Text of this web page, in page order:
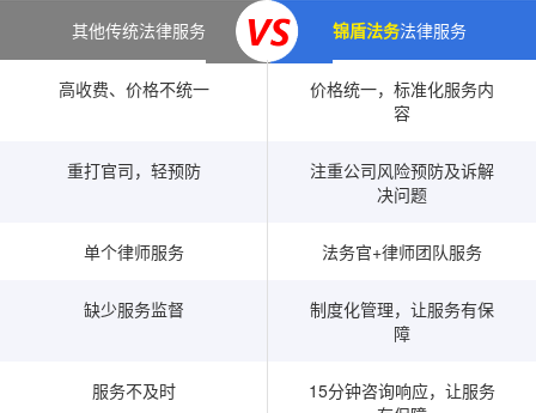
其他传统法律服务 锦盾法务法律服务
高收费、价格不统一
价格统一，标准化服务内
容
重打官司，轻预防
注重公司风险预防及诉解
决问题
单个律师服务 法务官+律师团队服务
缺少服务监督
制度化管理，让服务有保
障
服务不及时
15分钟咨询响应，让服务